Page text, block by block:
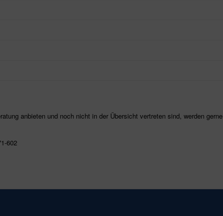
anbieten und noch nicht in der Übersicht vertreten sind, werden gerne
602